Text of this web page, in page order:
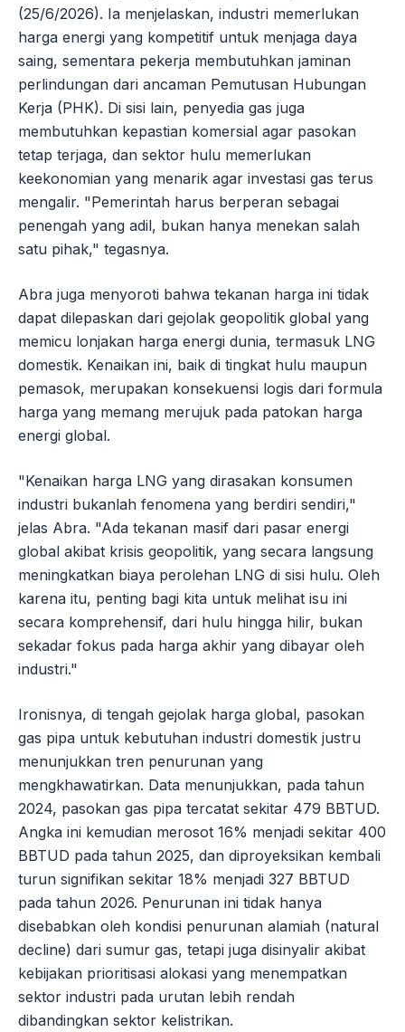
(25/6/2026). Ia menjelaskan, industri memerlukan
harga energi yang kompetitif untuk menjaga daya
saing, sementara pekerja membutuhkan jaminan
perlindungan dari ancaman Pemutusan Hubungan
Kerja (PHK). Di sisi lain, penyedia gas juga
membutuhkan kepastian komersial agar pasokan
tetap terjaga, dan sektor hulu memerlukan
keekonomian yang menarik agar investasi gas terus
mengalir. "Pemerintah harus berperan sebagai
penengah yang adil, bukan hanya menekan salah
satu pihak," tegasnya.
Abra juga menyoroti bahwa tekanan harga ini tidak
dapat dilepaskan dari gejolak geopolitik global yang
memicu lonjakan harga energi dunia, termasuk LNG
domestik. Kenaikan ini, baik di tingkat hulu maupun
pemasok, merupakan konsekuensi logis dari formula
harga yang memang merujuk pada patokan harga
energi global.
"Kenaikan harga LNG yang dirasakan konsumen
industri bukanlah fenomena yang berdiri sendiri,"
jelas Abra. "Ada tekanan masif dari pasar energi
global akibat krisis geopolitik, yang secara langsung
meningkatkan biaya perolehan LNG di sisi hulu. Oleh
karena itu, penting bagi kita untuk melihat isu ini
secara komprehensif, dari hulu hingga hilir, bukan
sekadar fokus pada harga akhir yang dibayar oleh
industri."
Ironisnya, di tengah gejolak harga global, pasokan
gas pipa untuk kebutuhan industri domestik justru
menunjukkan tren penurunan yang
mengkhawatirkan. Data menunjukkan, pada tahun
2024, pasokan gas pipa tercatat sekitar 479 BBTUD.
Angka ini kemudian merosot 16% menjadi sekitar 400
BBTUD pada tahun 2025, dan diproyeksikan kembali
turun signifikan sekitar 18% menjadi 327 BBTUD
pada tahun 2026. Penurunan ini tidak hanya
disebabkan oleh kondisi penurunan alamiah (natural
decline) dari sumur gas, tetapi juga disinyalir akibat
kebijakan prioritisasi alokasi yang menempatkan
sektor industri pada urutan lebih rendah
dibandingkan sektor kelistrikan.